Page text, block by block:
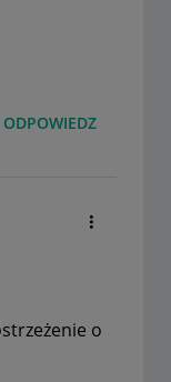
ODPOWIEDZ
o